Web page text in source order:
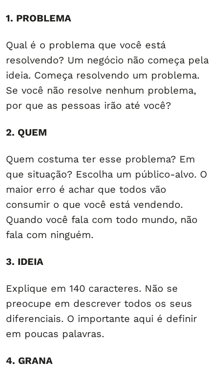
1. PROBLEMA
Qual é o problema que você está
resolvendo? Um negócio não começa pela
ideia. Começa resolvendo um problema.
Se você não resolve nenhum problema,
por que as pessoas irão até você?
2. QUEM
Quem costuma ter esse problema? Em
que situação? Escolha um público-alvo. O
maior erro é achar que todos vão
consumir o que você está vendendo.
Quando você fala com todo mundo, não
fala com ninguém.
3. IDEIA
Explique em 140 caracteres. Não se
preocupe em descrever todos os seus
diferenciais. O importante aqui é definir
em poucas palavras.
4. GRANA